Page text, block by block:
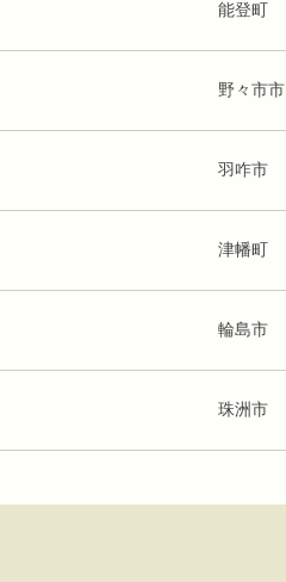
能登町
野々市市
羽咋市
津幡町
輪島市
珠洲市